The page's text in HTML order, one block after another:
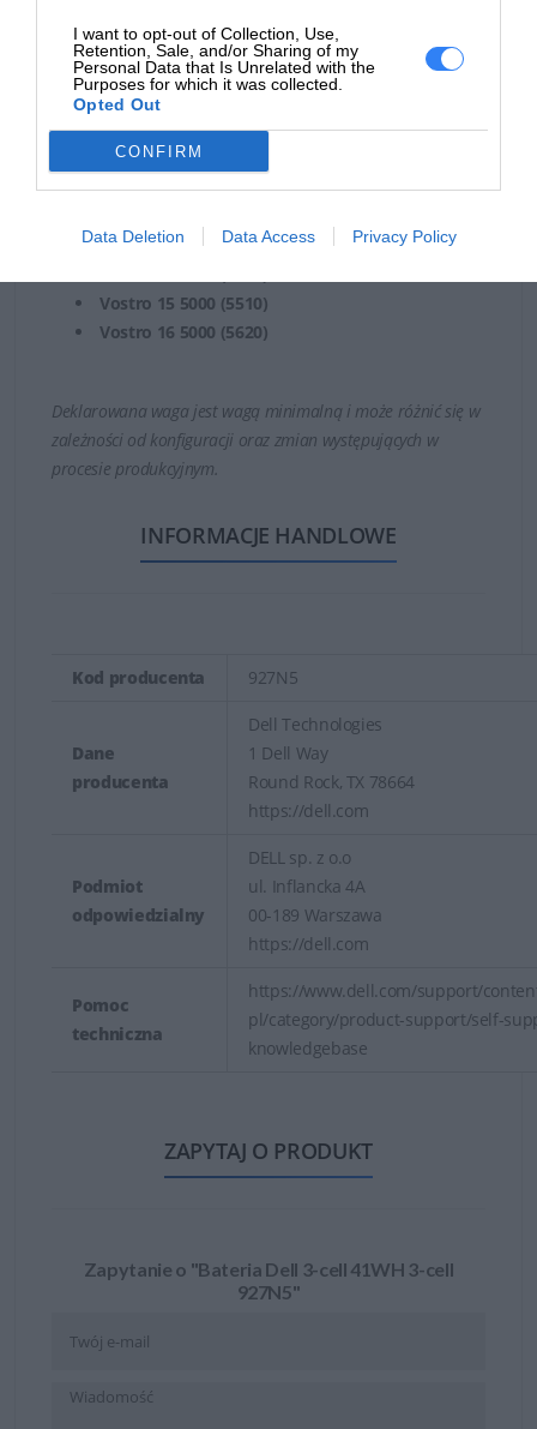
I want to opt-out of Collection, Use,
Retention, Sale, and/or Sharing of my
Personal Data that Is Unrelated with the
Purposes for which it was collected.
Opted Out
CONFIRM
Data Deletion Data Access Privacy Policy
Inspiron 15 5000 (5515)
Inspiron 16 5000 (5625)
Latitude 3320
Latitude 3330
Latitude 3420
Latitude 3520
Vostro 14 5000 (5410)
Vostro 15 5000 (5510)
Vostro 16 5000 (5620)
Deklarowana waga jest wagą minimalną i może różnić się w
zależności od konfiguracji oraz zmian występujących w
procesie produkcyjnym.
INFORMACJE HANDLOWE
Kod producenta 927N5
Dane
producenta
Dell Technologies
1 Dell Way
Round Rock, TX 78664
https://dell.com
Podmiot
odpowiedzialny
DELL sp. z o.o
ul. Inflancka 4A
00-189 Warszawa
https://dell.com
Pomoc
techniczna
https://www.dell.com/support/
pl/category/product-support/self-
knowledgebase
ZAPYTAJ O PRODUKT
Zapytanie o "Bateria Dell 3-cell 41WH 3-cell
927N5"